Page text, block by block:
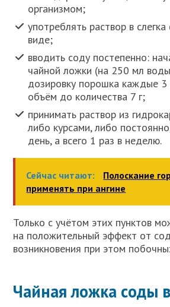
организмом;
употреблять раствор в
виде;
вводить соду постепенно:
чайной ложки (на 250 мл
дозировку порошка каждые
объём до количества 7 г;
принимать раствор из
либо курсами, либо
день, а всего 1 раз в неделю.
Сейчас читают:
Полоскание
применять при ангине
Только с учётом этих пунктов
на положительный эффект от
возникновения при этом
Чайная ложка соды